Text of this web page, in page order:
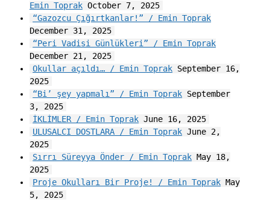
Emin ToprakOctober 7, 2025
“Gazozcu Çığırtkanlar!” / Emin Toprak
December 31, 2025
“Peri Vadisi Günlükleri” / Emin Toprak
December 21, 2025
Okullar açıldı… / Emin Toprak September 16,
2025
“Bi’ şey yapmalı” / Emin Toprak September
3, 2025
İKLİMLER / Emin Toprak June 16, 2025
ULUSALCI DOSTLARA / Emin Toprak June 2,
2025
Sırrı Süreyya Önder / Emin Toprak May 18,
2025
Proje Okulları Bir Proje! / Emin Toprak May
5, 2025